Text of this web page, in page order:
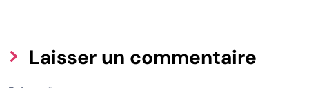
Laisser un commentaire